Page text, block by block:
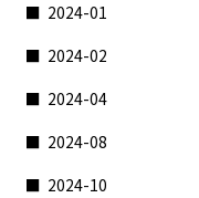
2024-01
2024-02
2024-04
2024-08
2024-10